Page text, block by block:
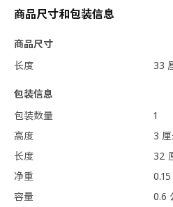
商品尺寸和包装信息
商品尺寸
长度
33
包装信息
包装数量
1
高度
3
长度
32
净重
容量
0.6